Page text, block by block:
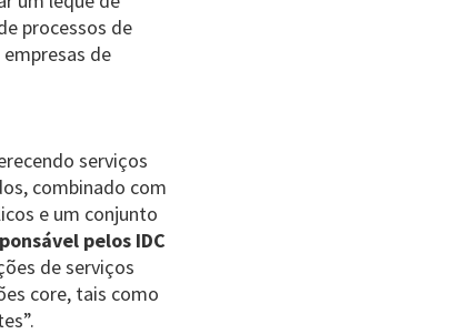
processos de
de
serviços
combinado com
e um conjunto
pelos IDC
de serviços
core, tais como